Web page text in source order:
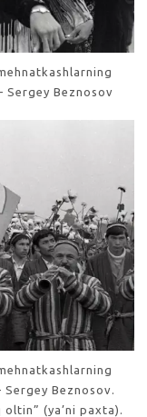
Beznosov
Beznosov.
(ya’ni paxta).